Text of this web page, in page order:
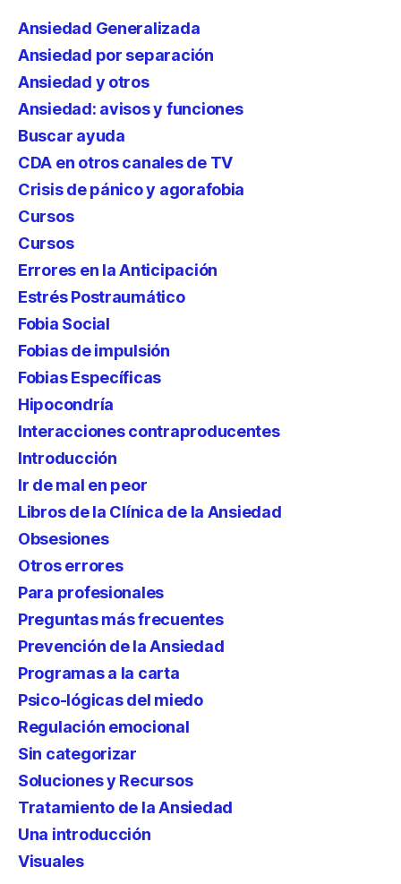
Ansiedad Generalizada
Ansiedad por separación
Ansiedad y otros
Ansiedad: avisos y funciones
Buscar ayuda
CDA en otros canales de TV
Crisis de pánico y agorafobia
Cursos
Cursos
Errores en la Anticipación
Estrés Postraumático
Fobia Social
Fobias de impulsión
Fobias Específicas
Hipocondría
Interacciones contraproducentes
Introducción
Ir de mal en peor
Libros de la Clínica de la Ansiedad
Obsesiones
Otros errores
Para profesionales
Preguntas más frecuentes
Prevención de la Ansiedad
Programas a la carta
Psico-lógicas del miedo
Regulación emocional
Sin categorizar
Soluciones y Recursos
Tratamiento de la Ansiedad
Una introducción
Visuales